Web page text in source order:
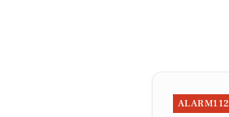
ALARM112